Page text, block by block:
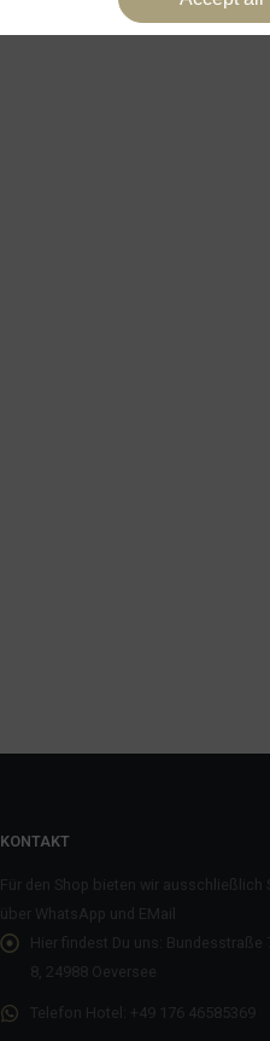
KONTAKT
Für den Shop bieten wir ausschließlich
über WhatsApp und EMail
Hier findest Du uns:
Bundesstraße
8, 24988 Oeversee
Telefon Hotel: +49 176 46585369